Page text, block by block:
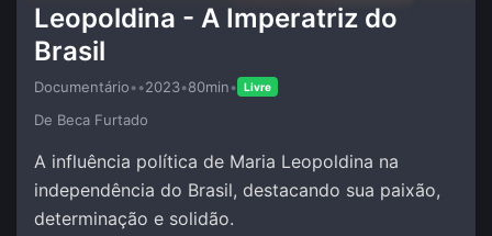
Leopoldina - A Imperatriz do
Brasil
Documentário••2023•80min• Livre
De Beca Furtado
A influência política de Maria Leopoldina na
independência do Brasil, destacando sua paixão,
determinação e solidão.